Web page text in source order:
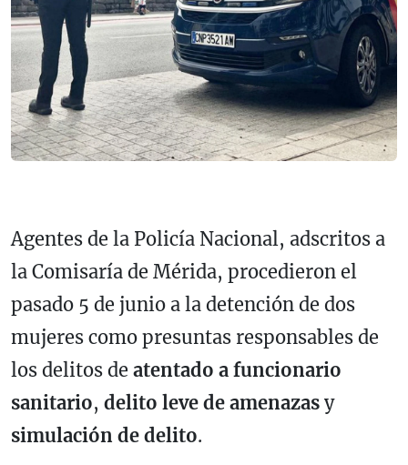
Agentes de la Policía Nacional, adscritos a
la Comisaría de Mérida, procedieron el
pasado 5 de junio a la detención de dos
mujeres como presuntas responsables de
los delitos de atentado a funcionario
sanitario, delito leve de amenazas y
simulación de delito.